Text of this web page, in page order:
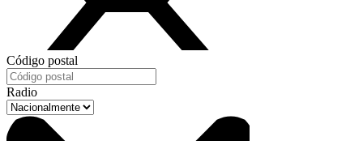
Código postal
Radio